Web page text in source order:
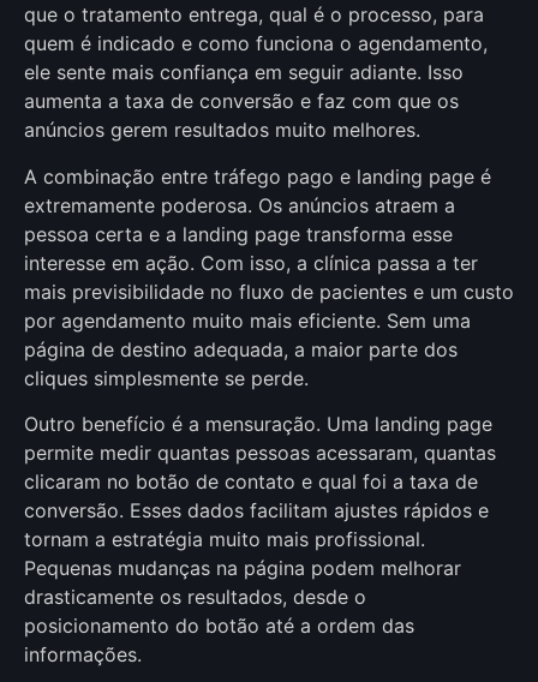
que o tratamento entrega, qual é o processo, para
quem é indicado e como funciona o agendamento,
ele sente mais confiança em seguir adiante. Isso
aumenta a taxa de conversão e faz com que os
anúncios gerem resultados muito melhores.
A combinação entre tráfego pago e landing page é
extremamente poderosa. Os anúncios atraem a
pessoa certa e a landing page transforma esse
interesse em ação. Com isso, a clínica passa a ter
mais previsibilidade no fluxo de pacientes e um custo
por agendamento muito mais eficiente. Sem uma
página de destino adequada, a maior parte dos
cliques simplesmente se perde.
Outro benefício é a mensuração. Uma landing page
permite medir quantas pessoas acessaram, quantas
clicaram no botão de contato e qual foi a taxa de
conversão. Esses dados facilitam ajustes rápidos e
tornam a estratégia muito mais profissional.
Pequenas mudanças na página podem melhorar
drasticamente os resultados, desde o
posicionamento do botão até a ordem das
informações.